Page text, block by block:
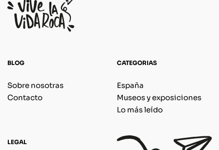
BLOG
Sobre nosotras
Contacto
CATEGORIAS
España
Museos y exposiciones
Lo más leído
LEGAL